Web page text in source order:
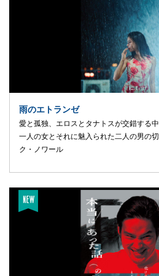
雨のエトランゼ
愛と孤独、エロスとタナトスが交錯する中
一人の女とそれに魅入られた二人の男の
ク・ノワール